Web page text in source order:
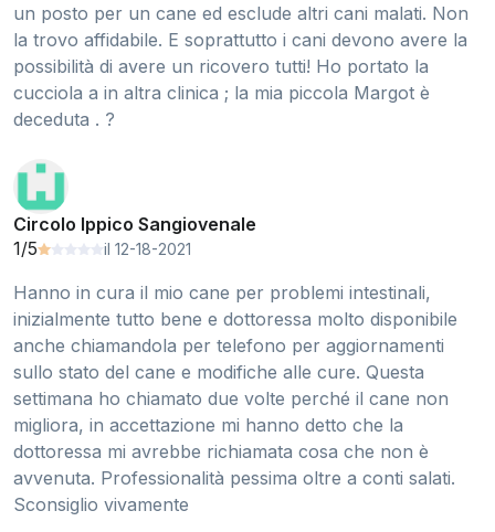
un posto per un cane ed esclude altri cani malati. Non
la trovo affidabile. E soprattutto i cani devono avere la
possibilità di avere un ricovero tutti! Ho portato la
cucciola a in altra clinica ; la mia piccola Margot è
deceduta . ?
Circolo Ippico Sangiovenale
1/5
il 12-18-2021
Hanno in cura il mio cane per problemi intestinali,
inizialmente tutto bene e dottoressa molto disponibile
anche chiamandola per telefono per aggiornamenti
sullo stato del cane e modifiche alle cure. Questa
settimana ho chiamato due volte perché il cane non
migliora, in accettazione mi hanno detto che la
dottoressa mi avrebbe richiamata cosa che non è
avvenuta. Professionalità pessima oltre a conti salati.
Sconsiglio vivamente